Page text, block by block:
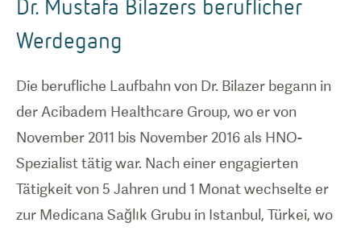
Dr. Mustafa Bilazers beruflicher
Werdegang
Die berufliche Laufbahn von Dr. Bilazer begann in
der Acibadem Healthcare Group, wo er von
November 2011 bis November 2016 als HNO-
Spezialist tätig war. Nach einer engagierten
Tätigkeit von 5 Jahren und 1 Monat wechselte er
zur Medicana Sağlık Grubu in Istanbul, Türkei, wo